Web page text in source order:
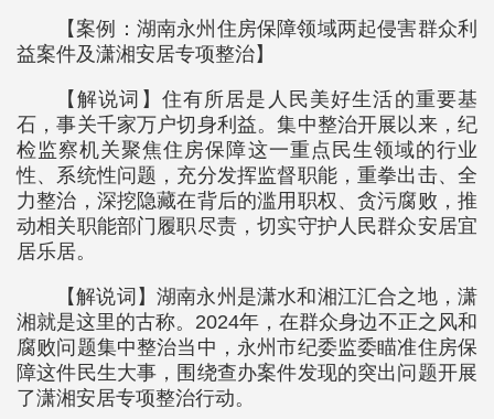
【案例：湖南永州住房保障领域两起侵害群众利
益案件及潇湘安居专项整治】
【解说词】住有所居是人民美好生活的重要基
石，事关千家万户切身利益。集中整治开展以来，纪
检监察机关聚焦住房保障这一重点民生领域的行业
性、系统性问题，充分发挥监督职能，重拳出击、全
力整治，深挖隐藏在背后的滥用职权、贪污腐败，推
动相关职能部门履职尽责，切实守护人民群众安居宜
居乐居。
【解说词】湖南永州是潇水和湘江汇合之地，潇
湘就是这里的古称。2024年，在群众身边不正之风和
腐败问题集中整治当中，永州市纪委监委瞄准住房保
障这件民生大事，围绕查办案件发现的突出问题开展
了潇湘安居专项整治行动。